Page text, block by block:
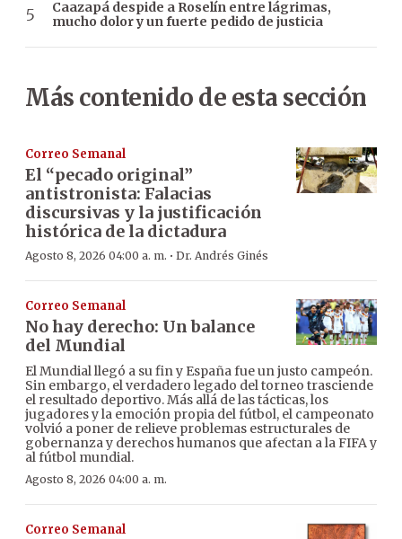
Caazapá despide a Roselín entre lágrimas,
mucho dolor y un fuerte pedido de justicia
Más contenido de esta sección
Correo Semanal
El “pecado original”
antistronista: Falacias
discursivas y la justificación
histórica de la dictadura
Agosto 8, 2026 04:00 a. m. · Dr. Andrés Ginés
Correo Semanal
No hay derecho: Un balance
del Mundial
El Mundial llegó a su fin y España fue un justo campeón.
Sin embargo, el verdadero legado del torneo trasciende
el resultado deportivo. Más allá de las tácticas, los
jugadores y la emoción propia del fútbol, el campeonato
volvió a poner de relieve problemas estructurales de
gobernanza y derechos humanos que afectan a la FIFA y
al fútbol mundial.
Agosto 8, 2026 04:00 a. m.
Correo Semanal